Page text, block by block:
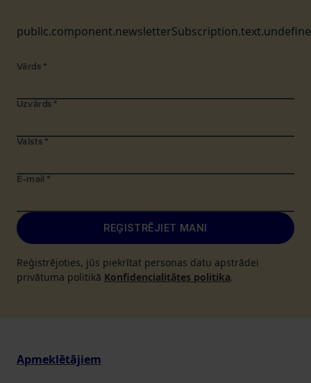
Vārds *
Uzvārds *
Valsts *
E-mail *
REĢISTRĒJIET MANI
Reģistrējoties, jūs piekrītat personas datu apstrādei
privātuma politikā Konfidencialitātes politika.
Apmeklētājiem